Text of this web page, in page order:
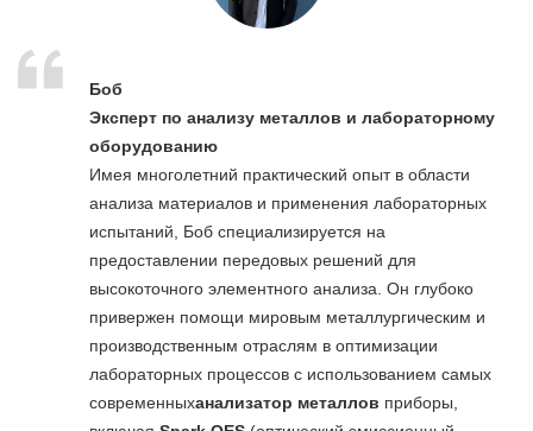
Боб
Эксперт по анализу металлов и лабораторному
оборудованию
Имея многолетний практический опыт в области
анализа материалов и применения лабораторных
испытаний, Боб специализируется на
предоставлении передовых решений для
высокоточного элементного анализа. Он глубоко
привержен помощи мировым металлургическим и
производственным отраслям в оптимизации
лабораторных процессов с использованием самых
современныханализатор металлов приборы,